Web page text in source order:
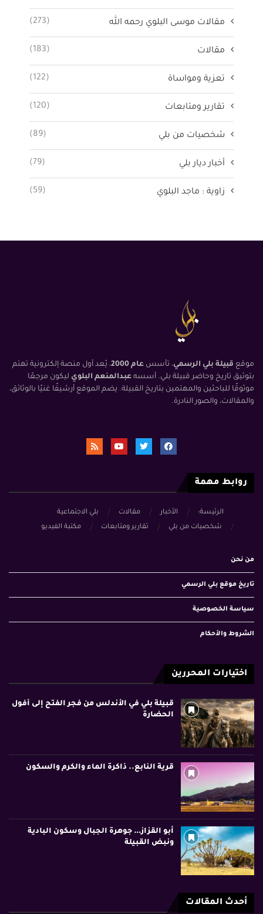
مقالات موسى البلوي رحمه الله (273)
مقالات (183)
تعزية ومواساة (122)
تقارير ومتابعات (120)
شخصيات من بلي (89)
أخبار ديار بلي (79)
زاوية : ماجد البلوي (59)
موقع قبيلة بلي الرسمي، تأسس عام 2000
، يُعد أول منصة إلكترونية تهتم
بتوثيق تاريخ وحاضر قبيلة بلي. أسسه عبدالمنعم البلوي ليكون مرجعًا
موثوقًا للباحثين والمهتمين بتاريخ القبيلة. يضم الموقع أرشيفًا غنيًا بالوثائق،
والمقالات، والصور النادرة.
روابط مهمة
الرئيسة: الأخبار مقالات
بلي الاجتماعية
شخصيات من بلي
تقارير ومتابعات مكتبة الفيديو
من نحن
تاريخ موقع بلي الرسمي
سياسة الخصوصية
الشروط والأحكام
اختيارات المحررين
قبيلة بلي في الأندلس من فجر الفتح إلى أفول
الحضارة
قرية النابع.. ذاكرة الماء والكرم والسكون
أبو القزاز… جوهرة الجبال وسكون البادية
ونبض القبيلة
أحدث المقالات